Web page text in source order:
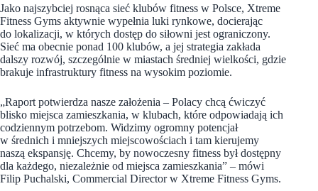
Jako najszybciej rosnąca sieć klubów fitness w Polsce, Xtreme
Fitness Gyms aktywnie wypełnia luki rynkowe, docierając
do lokalizacji, w których dostęp do siłowni jest ograniczony.
Sieć ma obecnie ponad 100 klubów, a jej strategia zakłada
dalszy rozwój, szczególnie w miastach średniej wielkości, gdzie
brakuje infrastruktury fitness na wysokim poziomie.
„Raport potwierdza nasze założenia – Polacy chcą ćwiczyć
blisko miejsca zamieszkania, w klubach, które odpowiadają ich
codziennym potrzebom. Widzimy ogromny potencjał
w średnich i mniejszych miejscowościach i tam kierujemy
naszą ekspansję. Chcemy, by nowoczesny fitness był dostępny
dla każdego, niezależnie od miejsca zamieszkania” – mówi
Filip Puchalski, Commercial Director w Xtreme Fitness Gyms.